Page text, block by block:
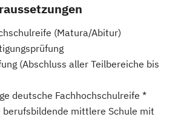
(Matura/Abitur)
(Abschluss aller Teilbereiche bis
deutsche Fachhochschulreife *
berufsbildende mittlere Schule mit